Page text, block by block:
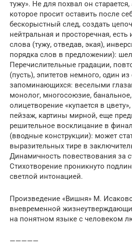
тужу». Не для похвал он
которое просит оставить после
бескорыстный след, создать
нейтральная и просторечная,
слова (тужу, отведав, экая),
порядка слов в предложении):
Перечислительные градации,
(пусть), эпитетов немного, один
запоминающихся: веселыми
монолог, многосоюзие,
олицетворение «купается в
пейзаж, картины мирной, еще
решительное восклицание в
(вводные конструкции): может
выразительных тире в
Динамичность повествования за
Стихотворение проникнуто
светлой интонацией.
Произведение «Вишня» М.
вневременной
на понятном языке с человеком
—————